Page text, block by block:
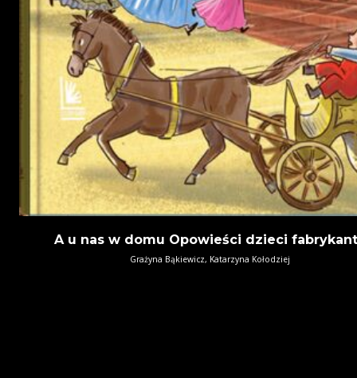
A u nas w domu Opowieści dzieci
Grażyna Bąkiewicz, Katarzyna Kołodziej